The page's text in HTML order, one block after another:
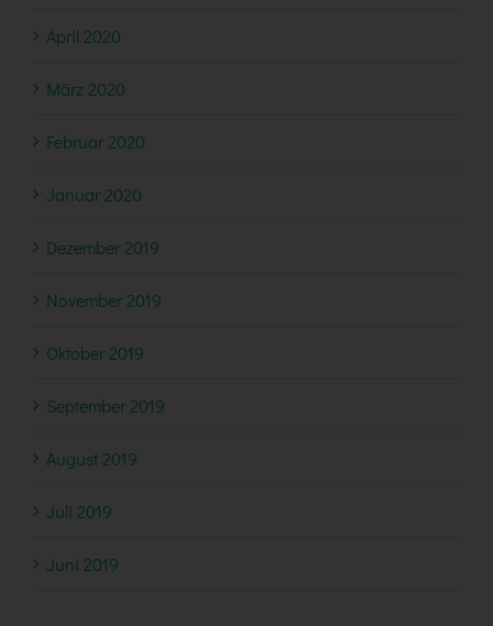
April 2020
März 2020
Februar 2020
Januar 2020
Dezember 2019
November 2019
Oktober 2019
September 2019
August 2019
Juli 2019
Juni 2019